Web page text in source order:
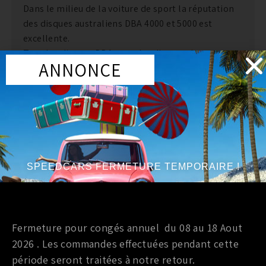
Dans le milieu de la voiture de sport la réputation
des disques australiens DBA 4000 et 5000 est
excellente.
Tous les disques DBA sont des disques de
remplacement direct. DBA a breveté son systeme
de ventilation des disques « kangaroo Paw » ou
Patte de Kangourou.
Ce systeme permet une ventilation beaucoup plus
efficace.
Le choix de DBA a souvent solutionné les
problemes de freinage des véhicules qui avaient
des difficultés a obtenir un freinage puissant et
ANNONCE
SPEEDCARS FERMETURE TEMPORAIRE !
Fermeture pour congés annuel du 08 au 18 Aout
2026 . Les commandes effectuées pendant cette
période seront traitées à notre retour.